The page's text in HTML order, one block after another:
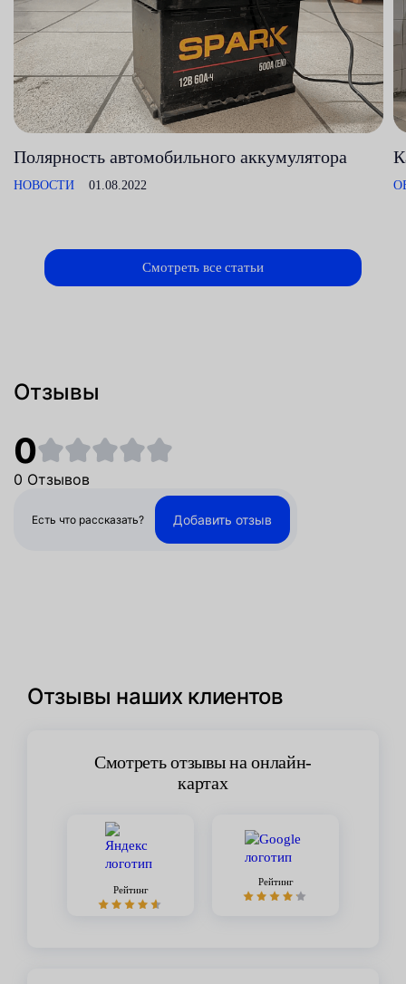
Полярность автомобильного аккумулятора
НОВОСТИ 01.08.2022
Смотреть все статьи
Отзывы
0
0 Отзывов
Есть что рассказать? Добавить отзыв
Отзывы наших клиентов
Смотреть отзывы на онлайн-
картах
Рейтинг
Рейтинг